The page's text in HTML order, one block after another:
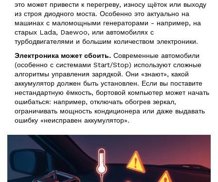
это может привести к перегреву, износу щёток или выходу
из строя диодного моста. Особенно это актуально на
машинах с маломощными генераторами - например, на
старых Lada, Daewoo, или автомобилях с
турбодвигателями и большим количеством электроники.
Электроника может сбоить. Современные автомобили
(особенно с системами Start/Stop) используют сложные
алгоритмы управления зарядкой. Они «знают», какой
аккумулятор должен быть установлен. Если вы поставите
нестандартную ёмкость, бортовой компьютер может начать
ошибаться: например, отключать обогрев зеркал,
ограничивать мощность кондиционера или даже выдавать
ошибку «неисправен аккумулятор».